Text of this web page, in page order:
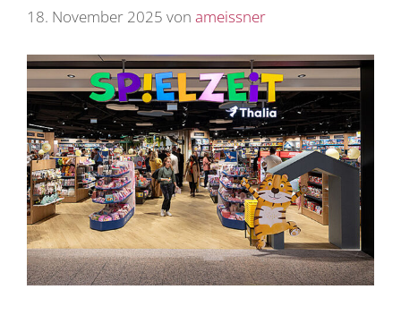
18. November 2025 von ameissner